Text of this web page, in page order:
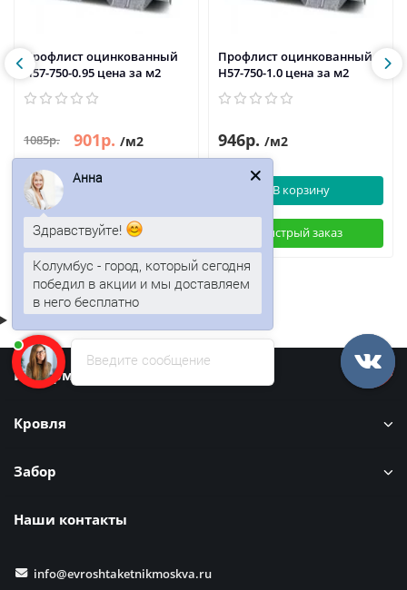
Профлист оцинкованный
H57-750-0.95 цена за м2
1085р. 901р. /м2
Быстрый заказ
Профлист оцинкованный
H57-750-1.0 цена за м2
946р. /м2
В корзину
Быстрый заказ
Информация
Кровля
Забор
Наши контакты
info@evroshtaketnikmoskva.ru
Введите сообщение
Анна
Здравствуйте!
Колумбус - город, который сегодня
победил в акции и мы доставляем
в него бесплатно